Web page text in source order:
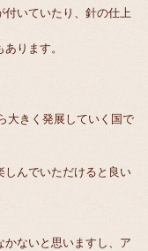
付いていたり、針の仕上
ります。
大きく発展していく国で
しんでいただけると良い
かないと思いますし、ア